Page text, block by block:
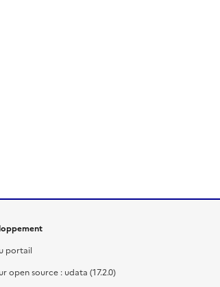
portail
open source : udata (17.2.0)